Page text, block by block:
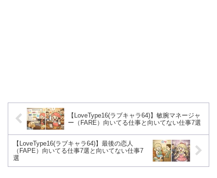
【LoveType16(ラブキャラ64)】敏腕マネージャ
ー（FARE）向いてる仕事と向いてない仕事7選
【LoveType16(ラブキャラ64)】最後の恋人
（FAPE）向いてる仕事7選と向いてない仕事7
選